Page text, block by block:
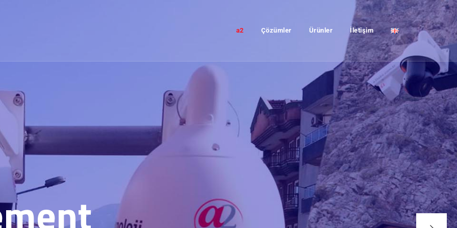
a2 Çözümler Ürünler İletişim
V E BAŞARILI TESP İ T